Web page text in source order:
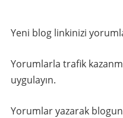
Yeni blog linkinizi
Yorumlarla trafik
uygulayın.
Yorumlar yazarak